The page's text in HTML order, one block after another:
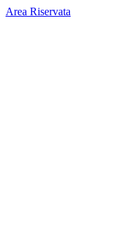
Area Riservata